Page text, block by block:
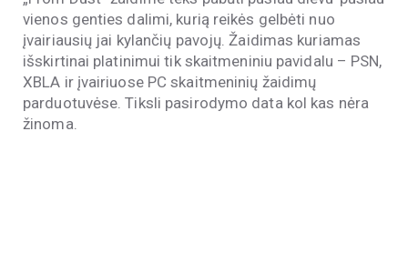
vienos genties dalimi, kurią reikės gelbėti nuo
įvairiausių jai kylančių pavojų. Žaidimas kuriamas
išskirtinai platinimui tik skaitmeniniu pavidalu – PSN,
XBLA ir įvairiuose PC skaitmeninių žaidimų
parduotuvėse. Tiksli pasirodymo data kol kas nėra
žinoma.